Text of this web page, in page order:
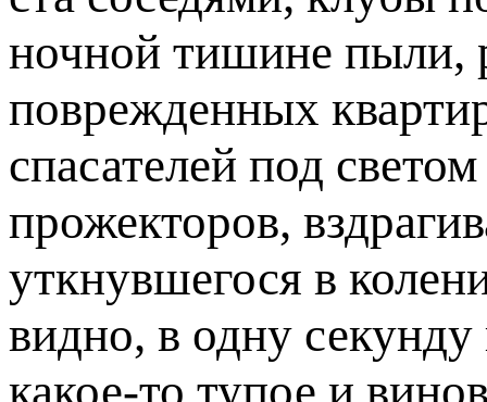
ночной тишине пыли,
поврежденных
спасателей под
прожекторов,
уткнувшегося в
видно, в одну секунду
какое-то тупое и